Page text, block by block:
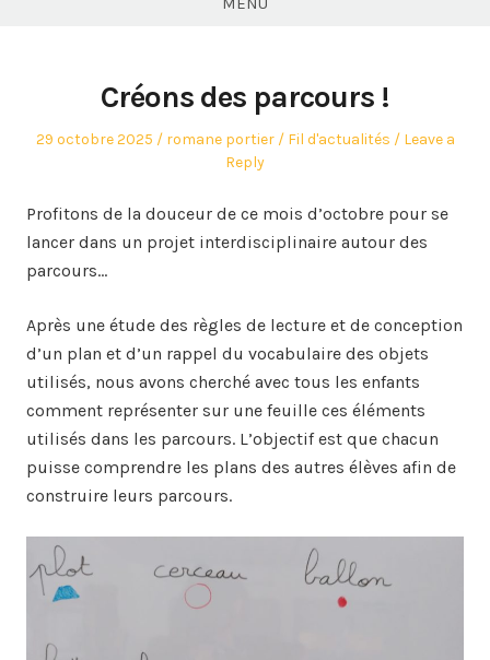
Créons des parcours !
Posted
29 octobre 2025 Author
romane portier
Posted
Fil d'actualités
Leave a
Reply
Profitons de la douceur de ce mois d’octobre pour se
lancer dans un projet interdisciplinaire autour des
parcours…
Après une étude des règles de lecture et de conception
d’un plan et d’un rappel du vocabulaire des objets
utilisés, nous avons cherché avec tous les enfants
comment représenter sur une feuille ces éléments
utilisés dans les parcours. L’objectif est que chacun
puisse comprendre les plans des autres élèves afin de
construire leurs parcours.